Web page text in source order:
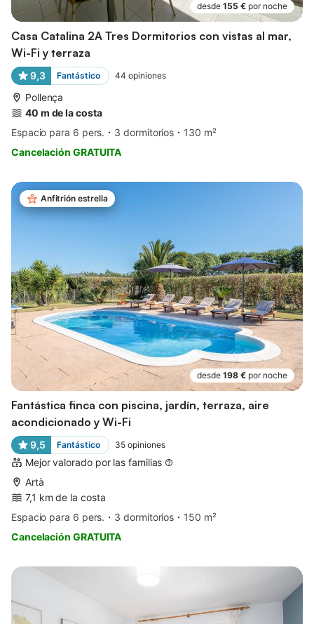
desde 155 € por noche
Casa Catalina 2A Tres Dormitorios con vistas al mar,
Wi-Fi y terraza
9,3 Fantástico 44 opiniones
Pollença
40 m de la costa
Espacio para 6 pers.
3 dormitorios
130 m²
Cancelación GRATUITA
Anfitrión estrella
desde 198 € por noche
Fantástica finca con piscina, jardín, terraza, aire
acondicionado y Wi-Fi
9,5 Fantástico 35 opiniones
Mejor valorado por las familias
Artà
7,1 km de la costa
Espacio para 6 pers.
3 dormitorios
150 m²
Cancelación GRATUITA